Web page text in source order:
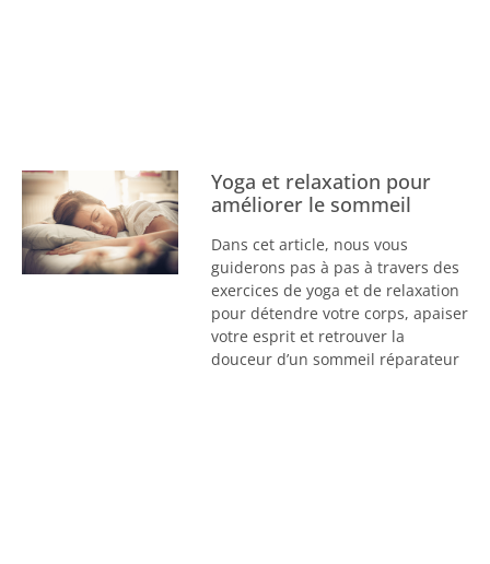
Yoga et relaxation pour
améliorer le sommeil
Dans cet article, nous vous
guiderons pas à pas à travers des
exercices de yoga et de relaxation
pour détendre votre corps, apaiser
votre esprit et retrouver la
douceur d’un sommeil réparateur